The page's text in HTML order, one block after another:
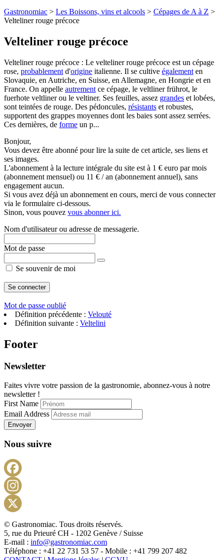
Gastronomiac > Les Boissons, vins et alcools > Cépages de A à Z >
Velteliner rouge précoce
Velteliner rouge précoce
Velteliner rouge précoce : Le velteliner rouge précoce est un cépage
rose, probablement d'origine italienne. Il se cultive également en
Slovaquie, en Autriche, en Suisse, en Allemagne, en Hongrie et en
France. On appelle autrement ce cépage, le veltliner frührot, le
fuerhote veltliner ou le veltiner. Ses feuilles, assez grandes et lobées,
sont teintées de rouge. Des pédoncules, résistants et robustes,
supportent des grappes moyennes dont les baies sont assez serrées.
Ces dernières, de forme un p...
Bonjour,
Vous devez être abonné pour lire la suite de cet article, ses liens et
ses images.
L'abonnement à la lecture intégrale du site est à 1 € euro par mois
(abonnement mensuel) ou 11 € / an (abonnement annuel), sans
engagement aucun.
Si vous avez déjà un abonnement en cours, merci de vous connecter
via le formulaire ci-dessous.
Sinon, vous pouvez vous abonner ici.
Nom d'utilisateur ou adresse de messagerie.
Mot de passe
Se souvenir de moi
Mot de passe oublié
Définition précédente : Velouté
Définition suivante : Veltelini
Footer
Newsletter
Faites vivre votre passion de la gastronomie, abonnez-vous à notre
newsletter !
First Name
Email Address
Envoyer
Nous suivre
X
© Gastronomiac. Tous droits réservés.
5, rue du Prieuré CH - 1202 Genève / Suisse
E-mail : info@gastronomiac.com
Téléphone : +41 22 731 53 57 - Mobile : +41 799 207 482